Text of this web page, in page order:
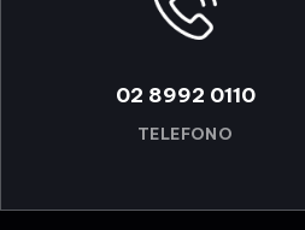
02 8992 0110
TELEFONO